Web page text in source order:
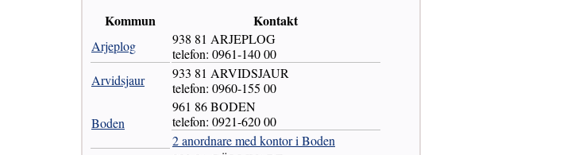
Kommun Kontakt
Arjeplog
938 81 ARJEPLOG
telefon: 0961-140 00
Arvidsjaur
933 81 ARVIDSJAUR
telefon: 0960-155 00
Boden
961 86 BODEN
telefon: 0921-620 00
2 anordnare med kontor i Boden